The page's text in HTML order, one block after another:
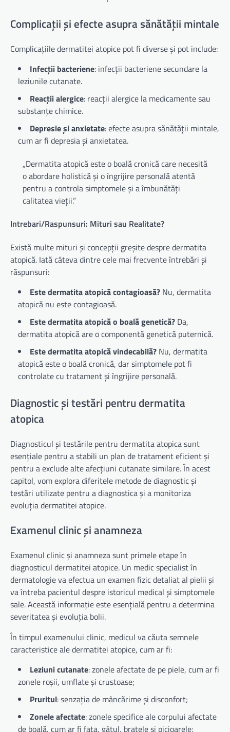
Complicații și efecte asupra sănătății mintale
Complicațiile dermatitei atopice pot fi diverse și pot include:
Infecții bacteriene: infecții bacteriene secundare la
leziunile cutanate.
Reacții alergice: reacții alergice la medicamente sau
substanțe chimice.
Depresie și anxietate: efecte asupra sănătății mintale,
cum ar fi depresia și anxietatea.
„Dermatita atopică este o boală cronică care necesită
o abordare holistică și o îngrijire personală atentă
pentru a controla simptomele și a îmbunătăți
calitatea vieții.”
Intrebari/Raspunsuri: Mituri sau Realitate?
Există multe mituri și concepții greșite despre dermatita
atopică. Iată câteva dintre cele mai frecvente întrebări și
răspunsuri:
Este dermatita atopică contagioasă? Nu, dermatita
atopică nu este contagioasă.
Este dermatita atopică o boală genetică? Da,
dermatita atopică are o componentă genetică puternică.
Este dermatita atopică vindecabilă? Nu, dermatita
atopică este o boală cronică, dar simptomele pot fi
controlate cu tratament și îngrijire personală.
Diagnostic și testări pentru dermatita
atopica
Diagnosticul și testările pentru dermatita atopica sunt
esențiale pentru a stabili un plan de tratament eficient și
pentru a exclude alte afecțiuni cutanate similare. În acest
capitol, vom explora diferitele metode de diagnostic și
testări utilizate pentru a diagnostica și a monitoriza
evoluția dermatitei atopice.
Examenul clinic și anamneza
Examenul clinic și anamneza sunt primele etape în
diagnosticul dermatitei atopice. Un medic specialist în
dermatologie va efectua un examen fizic detaliat al pielii și
va întreba pacientul despre istoricul medical și simptomele
sale. Această informație este esențială pentru a determina
severitatea și evoluția bolii.
În timpul examenului clinic, medicul va căuta semnele
caracteristice ale dermatitei atopice, cum ar fi:
Leziuni cutanate: zonele afectate de pe piele, cum ar fi
zonele roșii, umflate și crustoase;
Pruritul: senzația de mâncărime și disconfort;
Zonele afectate: zonele specifice ale corpului afectate
de boală, cum ar fi fața, gâtul, brațele și picioarele;